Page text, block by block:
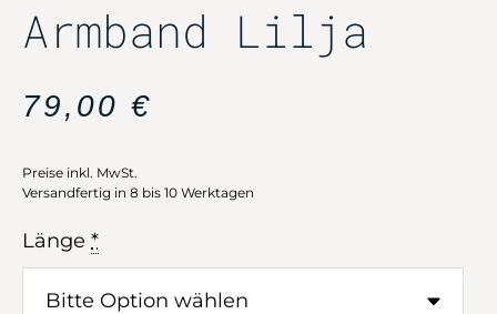
Armband Lilja
79,00 €
Preise inkl. MwSt.
Versandfertig in 8 bis 10 Werktagen
Länge *